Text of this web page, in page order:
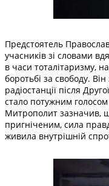
Предстоятель
учасників зі словами
в часи тоталітаризму,
боротьбі за свободу.
радіостанції після
стало потужним
Митрополит зазначив,
пригніченим, сила
живила внутрішній